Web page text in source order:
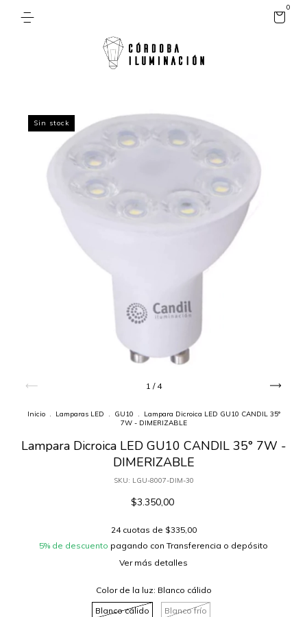
0
Sin stock
1 / 4
Inicio . Lamparas LED . GU10 .
Lampara Dicroica LED GU10 CANDIL 35°
7W - DIMERIZABLE
Lampara Dicroica LED GU10 CANDIL 35° 7W -
DIMERIZABLE
SKU: LGU-8007-DIM-30
$3.350,00
24 cuotas de $335,00
5% de descuento pagando con Transferencia o depósito
Ver más detalles
Color de la luz: Blanco cálido
Blanco cálido
Blanco frío